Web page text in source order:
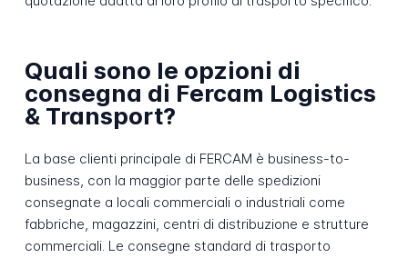
Quali sono le opzioni di
consegna di Fercam Logistics
& Transport?
La base clienti principale di FERCAM è business-to-
business, con la maggior parte delle spedizioni
consegnate a locali commerciali o industriali come
fabbriche, magazzini, centri di distribuzione e strutture
commerciali. Le consegne standard di trasporto